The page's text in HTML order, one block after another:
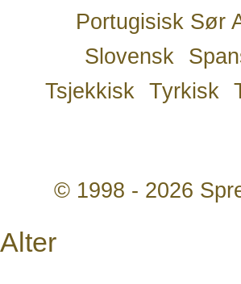
Portugisisk Sør
Slovensk
Tsjekkisk
Tyrkisk
© 1998 - 2026
Alter